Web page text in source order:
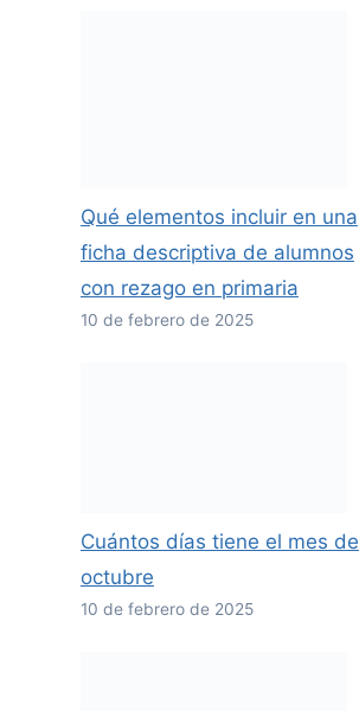
Qué elementos incluir en una
ficha descriptiva de alumnos
con rezago en primaria
10 de febrero de 2025
Cuántos días tiene el mes de
octubre
10 de febrero de 2025